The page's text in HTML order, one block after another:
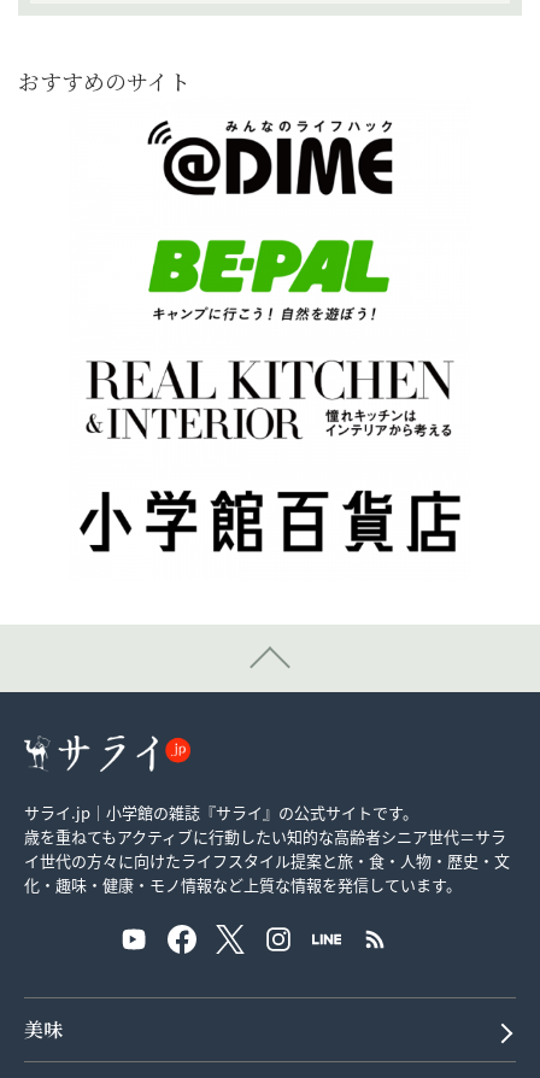
おすすめのサイト
サライ.jp｜小学館の雑誌『サライ』の公式サイトです。
歳を重ねてもアクティブに行動したい知的な高齢者シニア世代＝サラ
イ世代の方々に向けたライフスタイル提案と旅・食・人物・歴史・文
化・趣味・健康・モノ情報など上質な情報を発信しています。
美味